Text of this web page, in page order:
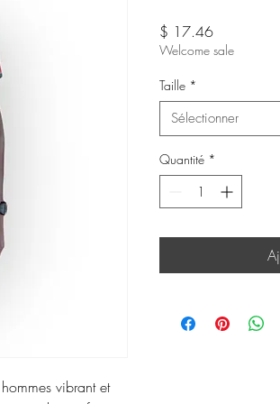
vibrant et
$ 17.46Prix
Welcome sale
Taille *
Sélectionner
Quantité *